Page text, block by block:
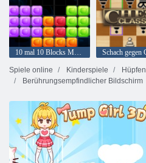
Spiele online
Kinderspiele
Hüpfen
Berührungsempfindlicher Bildschirm